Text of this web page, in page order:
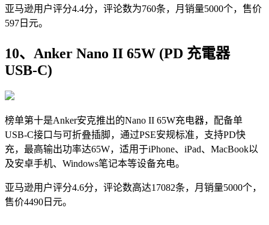
亚马逊用户评分4.4分，评论数为760条，月销量5000个，售价
597日元。
10、Anker Nano II 65W (PD 充電器
USB-C)
榜单第十是Anker安克推出的Nano II 65W充电器，配备单
USB-C接口与可折叠插脚，通过PSE安规标准，支持PD快
充，最高输出功率达65W，适用于iPhone、iPad、MacBook以
及安卓手机、Windows笔记本等设备充电。
亚马逊用户评分4.6分，评论数高达17082条，月销量5000个，
售价4490日元。